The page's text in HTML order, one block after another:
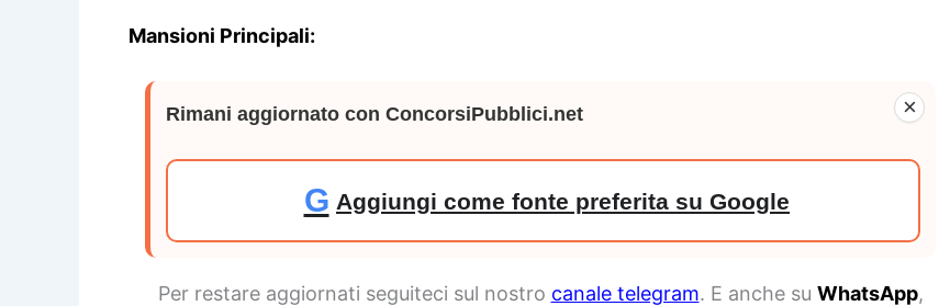
Mansioni Principali:
×
Rimani aggiornato con ConcorsiPubblici.net
G Aggiungi come fonte preferita su Google
Per restare aggiornati seguiteci sul nostro canale telegram. E anche su WhatsApp,